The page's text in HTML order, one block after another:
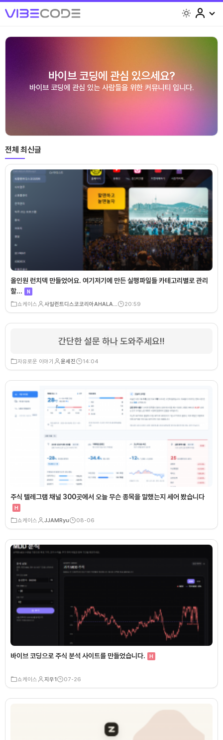
바이브 코딩에 관심 있으세요?
바이브 코딩에 관심 있는 사람들을 위한 커뮤니티 입니다.
전체 최신글
올인원 런치덱 만들었어요. 여기저기에 만든 실행파일들 카테고리별로 관리
할…
N
쇼케이스 사일런트디스코코리아AHALA… 20:59
간단한 설문 하나 도와주세요!!
자유로운 이야기 윤세진 14:04
주식 텔레그램 채널 300곳에서 오늘 무슨 종목을 말했는지 세어 봤습니다
H
쇼케이스 JJAMRyu 08-06
바이브 코딩으로 주식 분석 사이트를 만들었습니다. H
쇼케이스 지우1 07-26